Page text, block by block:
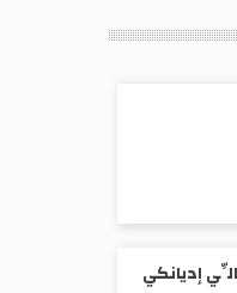
إديانكي